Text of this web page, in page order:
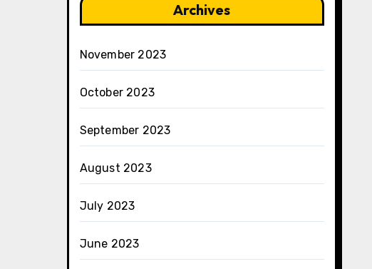
Archives
November 2023
October 2023
September 2023
August 2023
July 2023
June 2023